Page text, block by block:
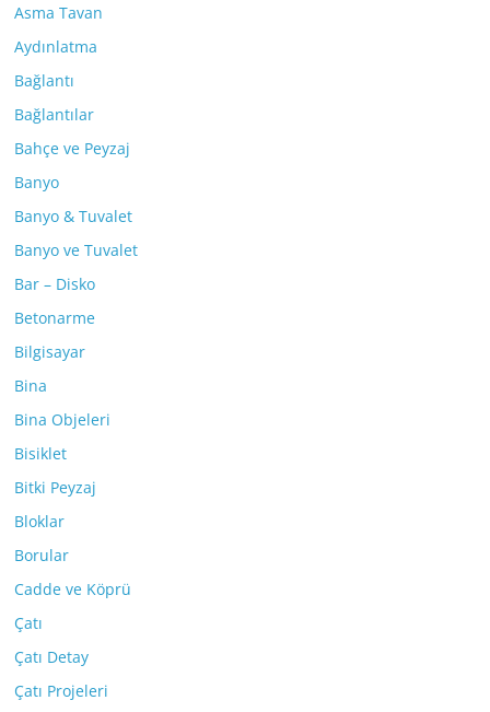
Asma Tavan
Aydınlatma
Bağlantı
Bağlantılar
Bahçe ve Peyzaj
Banyo
Banyo & Tuvalet
Banyo ve Tuvalet
Bar – Disko
Betonarme
Bilgisayar
Bina
Bina Objeleri
Bisiklet
Bitki Peyzaj
Bloklar
Borular
Cadde ve Köprü
Çatı
Çatı Detay
Çatı Projeleri